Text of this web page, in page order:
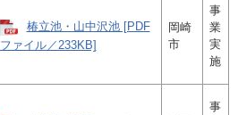
椿立池・山中沢池 [PDF
ファイル／233KB]
岡崎
市
事
業
実
施
事